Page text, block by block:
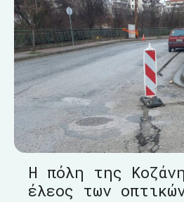
Η πόλη της
έλεος των